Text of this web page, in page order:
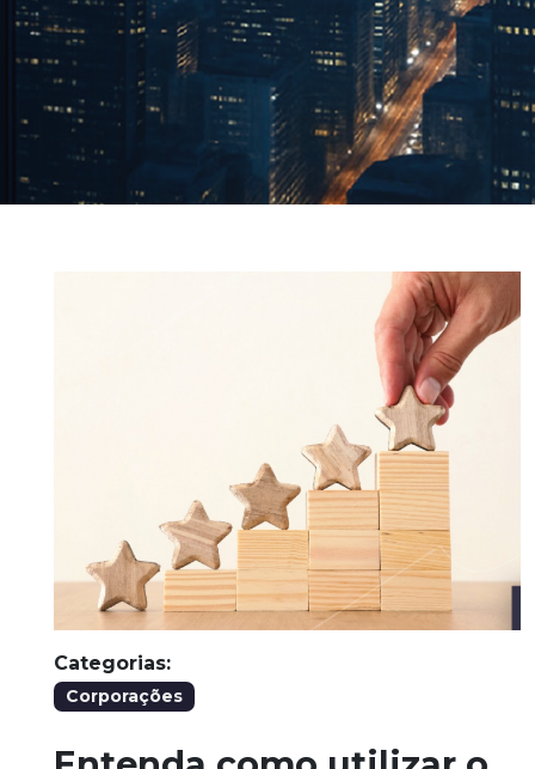
Categorias:
Corporações